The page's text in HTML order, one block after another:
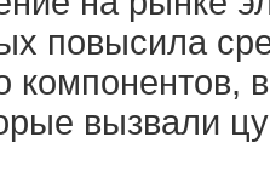
повысила
компонентов,
вызвали